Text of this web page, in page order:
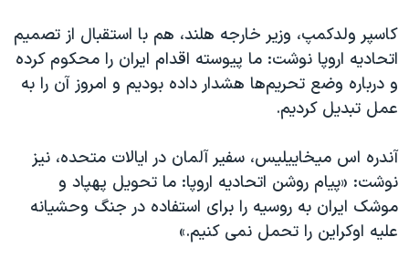
کاسپر ولدکمپ، وزیر خارجه هلند، هم با استقبال از تصمیم
اتحادیه اروپا نوشت: ما پیوسته اقدام ایران را محکوم کرده
و درباره وضع تحریم‌ها هشدار داده بودیم و امروز آن را به
عمل تبدیل کردیم.
آندره اس میخاییلیس، سفیر آلمان در ایالات متحده، نیز
نوشت: «پیام روشن اتحادیه اروپا: ما تحویل پهپاد و
موشک ایران به روسیه را برای استفاده در جنگ وحشیانه
علیه اوکراین را تحمل نمی کنیم.»